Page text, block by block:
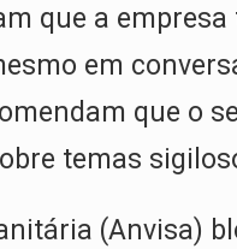
que a empresa
em
que o
temas
(Anvisa)